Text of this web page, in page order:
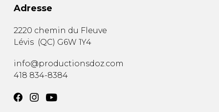
Adresse
2220 chemin du Fleuve
Lévis (QC) G6W 1Y4
info@productionsdoz.com
418 834-8384